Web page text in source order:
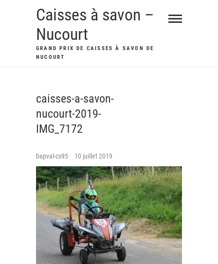
Caisses à savon –
Nucourt
GRAND PRIX DE CAISSES À SAVON DE
NUCOURT
caisses-a-savon-
nucourt-2019-
IMG_7172
bapval-cs95 10 juillet 2019